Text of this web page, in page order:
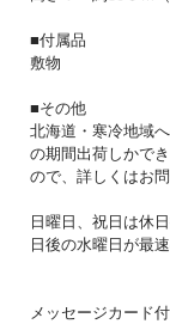
すべて職人による
オーキッドフジ
■付属品
敷物
■その他
北海道・寒冷地域
の期間出荷しかで
ので、詳しくはお問
日曜日、祝日は休
日後の水曜日が最
メッセージカード